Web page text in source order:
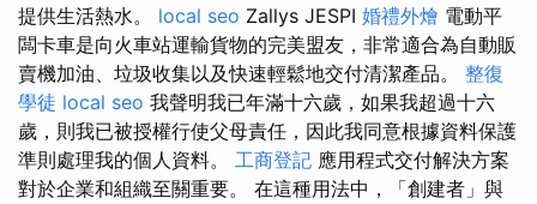
提供生活熱水。 local seo Zallys JESPI 婚禮外燴 電動平
闆卡車是向火車站運輸貨物的完美盟友，非常適合為自動販
賣機加油、垃圾收集以及快速輕鬆地交付清潔產品。 整復
學徒 local seo 我聲明我已年滿十六歲，如果我超過十六
歲，則我已被授權行使父母責任，因此我同意根據資料保護
準則處理我的個人資料。 工商登記 應用程式交付解決方案
對於企業和組織至關重要。 在這種用法中，「創建者」與